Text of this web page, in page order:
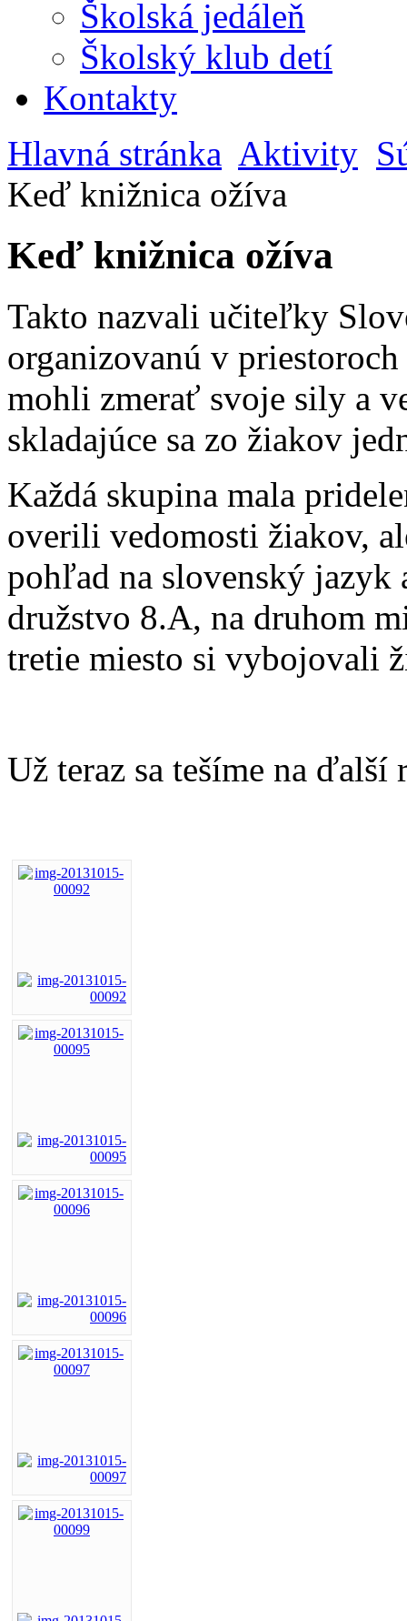
Školská jedáleň
Školský klub detí
Kontakty
Hlavná stránka Aktivity
Keď knižnica ožíva
Keď knižnica ožíva
Takto nazvali učiteľky
organizovanú v
mohli zmerať svoje sily a
skladajúce sa zo žiakov
Každá skupina mala
overili vedomosti žiakov,
pohľad na slovenský
družstvo 8.A, na druhom
tretie miesto si vybojovali
Už teraz sa tešíme na